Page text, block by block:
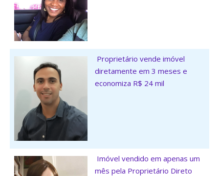
Proprietário vende imóvel
diretamente em 3 meses e
economiza R$ 24 mil
Imóvel vendido em apenas um
mês pela Proprietário Direto